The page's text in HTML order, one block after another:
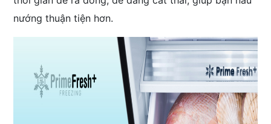
nướng thuận tiện hơn.